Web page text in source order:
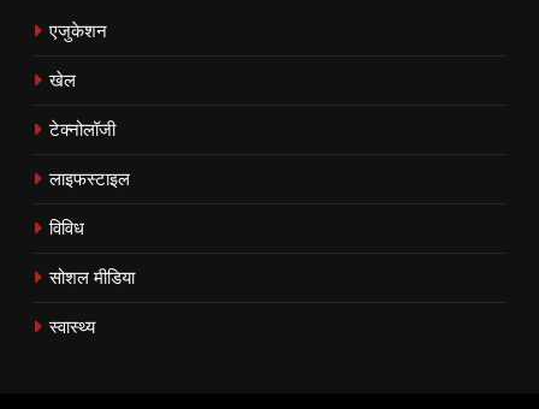
एजुकेशन
खेल
टेक्नोलॉजी
लाइफस्टाइल
विविध
सोशल मीडिया
स्वास्थ्य